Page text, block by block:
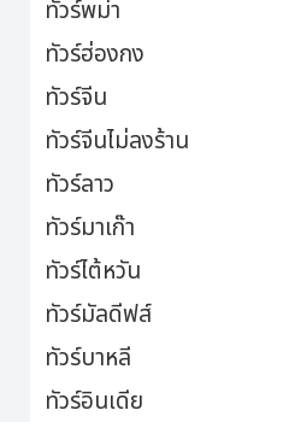
ทัวร์พม่า
ทัวร์ฮ่องกง
ทัวร์จีน
ทัวร์จีนไม่ลงร้าน
ทัวร์ลาว
ทัวร์มาเก๊า
ทัวร์ไต้หวัน
ทัวร์มัลดีฟส์
ทัวร์บาหลี
ทัวร์อินเดีย